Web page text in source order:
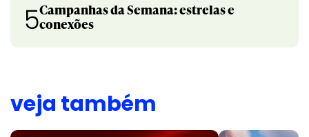
5Campanhas da Semana: estrelas e
conexões
veja também